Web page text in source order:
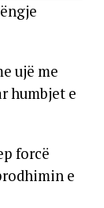
ujë me
humbjet e
forcë
e